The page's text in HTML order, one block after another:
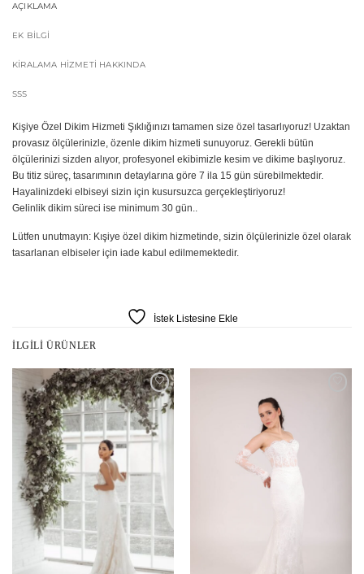
AÇIKLAMA
EK BİLGİ
KIRALAMA HIZMETI HAKKINDA
SSS
Kişiye Özel Dikim Hizmeti Şıklığınızı tamamen size özel tasarlıyoruz! Uzaktan
provasız ölçülerinizle, özenle dikim hizmeti sunuyoruz. Gerekli bütün
ölçülerinizi sizden alıyor, profesyonel ekibimizle kesim ve dikime başlıyoruz.
Bu titiz süreç, tasarımının detaylarına göre 7 ila 15 gün sürebilmektedir.
Hayalinizdeki elbiseyi sizin için kusursuzca gerçekleştiriyoruz!
Gelinlik dikim süreci ise minimum 30 gün..
Lütfen unutmayın: Kışiye özel dikim hizmetinde, sizin ölçülerinizle özel olarak
tasarlanan elbiseler için iade kabul edilmemektedir.
İstek Listesine Ekle
İLGILI ÜRÜNLER
İstek
Listesine
Ekle